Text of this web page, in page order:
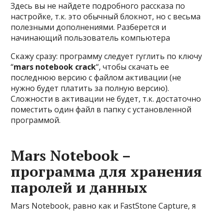
Здесь вы не найдете подробного рассказа по
настройке, т.к. это обычный блокнот, но с весьма
полезными дополнениями. Разберется и
начинающий пользователь компьютера
Скажу сразу: программу следует гуглить по ключу
“mars notebook crack“, чтобы скачать ее
последнюю версию с файлом активации (не
нужно будет платить за полную версию).
Сложности в активации не будет, т.к. достаточно
поместить один файл в папку с установленной
программой.
Mars Notebook –
программа для хранения
паролей и данных
Mars Notebook, равно как и FastStone Capture, я